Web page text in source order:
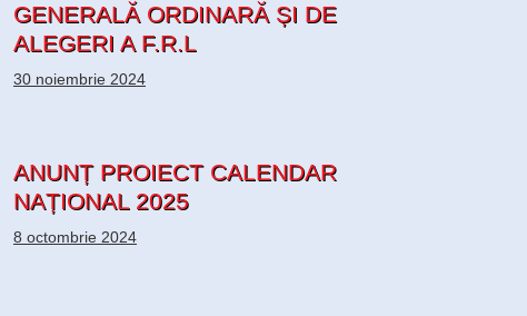
GENERALĂ ORDINARĂ ȘI DE
ALEGERI A F.R.L
30 noiembrie 2024
ANUNȚ PROIECT CALENDAR
NAȚIONAL 2025
8 octombrie 2024